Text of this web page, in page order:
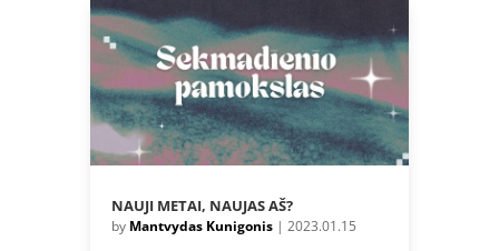
NAUJI METAI, NAUJAS AŠ?
by Mantvydas Kunigonis| 2023.01.15